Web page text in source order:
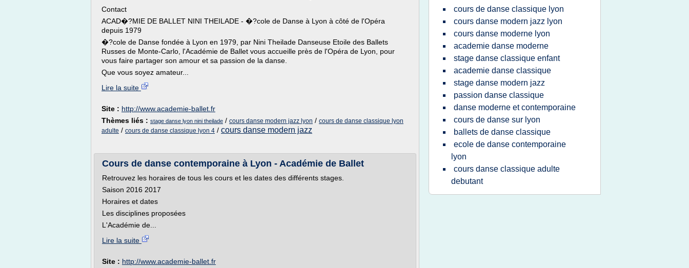
Contact
ACAD�?MIE DE BALLET NINI THEILADE - �?cole de Danse à Lyon à côté de l'Opéra
depuis 1979
�?cole de Danse fondée à Lyon en 1979, par Nini Theilade Danseuse Etoile des Ballets
Russes de Monte-Carlo, l'Académie de Ballet vous accueille près de l'Opéra de Lyon, pour
vous faire partager son amour et sa passion de la danse.
Que vous soyez amateur...
Lire la suite
Site : http://www.academie-ballet.fr
Thèmes liés : stage danse lyon nini theilade / cours danse modern jazz lyon / cours de danse classique lyon
adulte / cours de danse classique lyon 4 / cours danse modern jazz
Cours de danse contemporaine à Lyon - Académie de Ballet
Retrouvez les horaires de tous les cours et les dates des différents stages.
Saison 2016 2017
Horaires et dates
Les disciplines proposées
L'Académie de...
Lire la suite
Site : http://www.academie-ballet.fr
cours de danse classique lyon
cours danse modern jazz lyon
cours danse moderne lyon
academie danse moderne
stage danse classique enfant
academie danse classique
stage danse modern jazz
passion danse classique
danse moderne et contemporaine
cours de danse sur lyon
ballets de danse classique
ecole de danse contemporaine
lyon
cours danse classique adulte
debutant